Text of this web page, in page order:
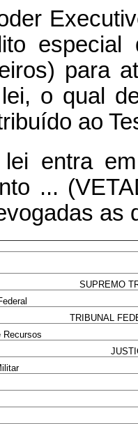
especial
para
o qual
ao
entra
...
as
SUPREMO
TRIBUNAL
Recursos